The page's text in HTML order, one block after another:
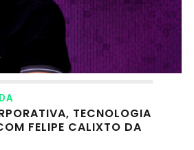
TECNOLOGIA
FELIPE CALIXTO DA